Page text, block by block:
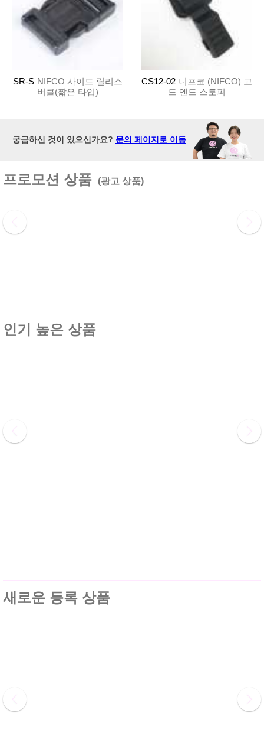
SR-S NIFCO 사이드 릴리스
버클(짧은 타입)
CS12-02 니프코 (NIFCO) 고
드 엔드 스토퍼
궁금하신 것이 있으신가요? 문의 페이지로 이동
프로모션 상품 (광고 상품)
인기 높은 상품
새로운 등록 상품